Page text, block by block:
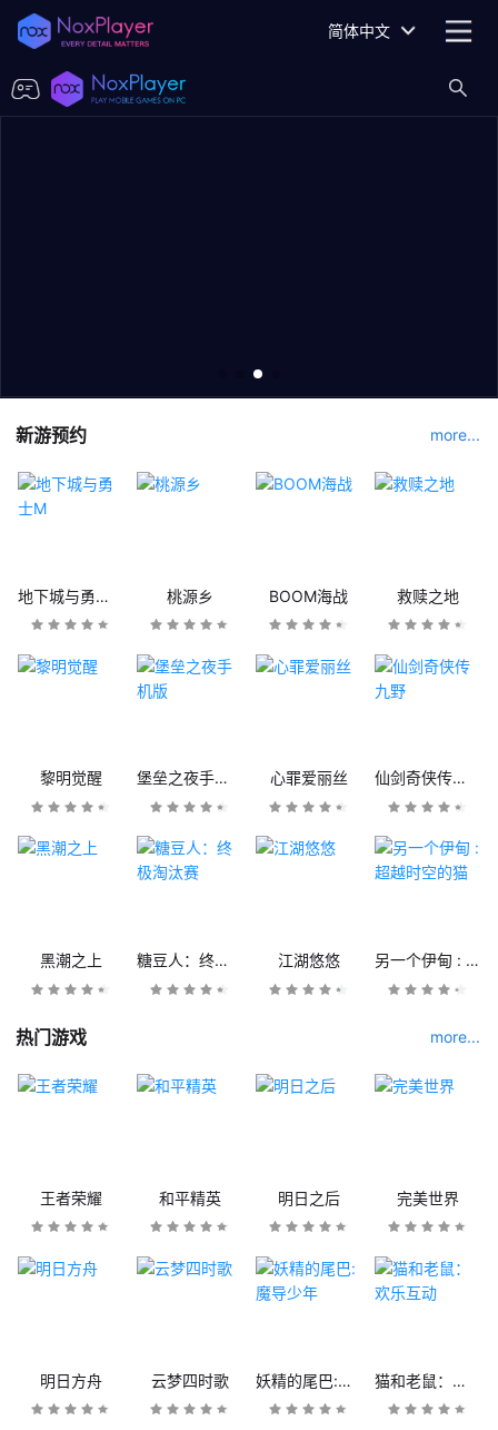
简体中文
新游预约 more...
地下城与勇士M 桃源乡 BOOM海战 救赎之地
黎明觉醒 堡垒之夜手机版 心罪爱丽丝 仙剑奇侠传九野
黑潮之上 糖豆人：终极淘汰赛 江湖悠悠 另一个伊甸 : 超越时空的猫
热门游戏 more...
王者荣耀 和平精英 明日之后 完美世界
明日方舟 云梦四时歌 妖精的尾巴:魔导少年 猫和老鼠：欢乐互动